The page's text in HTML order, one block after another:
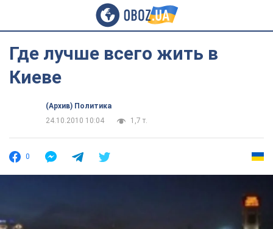
Где лучше всего жить в
Киеве
(Архив) Политика
24.10.2010 10:04
1,7 т.
0